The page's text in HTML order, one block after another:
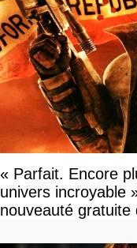
« Parfait. Encore
univers incroyable
nouveauté